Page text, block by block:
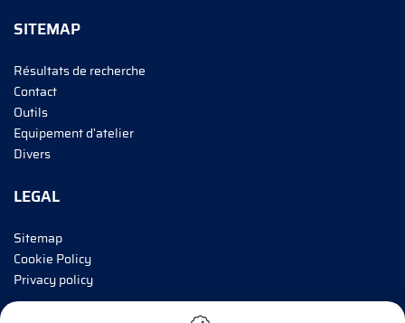
SITEMAP
Résultats de recherche
Contact
Outils
Equipement d'atelier
Divers
LEGAL
Sitemap
Cookie Policy
Privacy policy